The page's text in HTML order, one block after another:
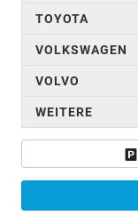
TOYOTA
VOLKSWAGEN
VOLVO
WEITERE